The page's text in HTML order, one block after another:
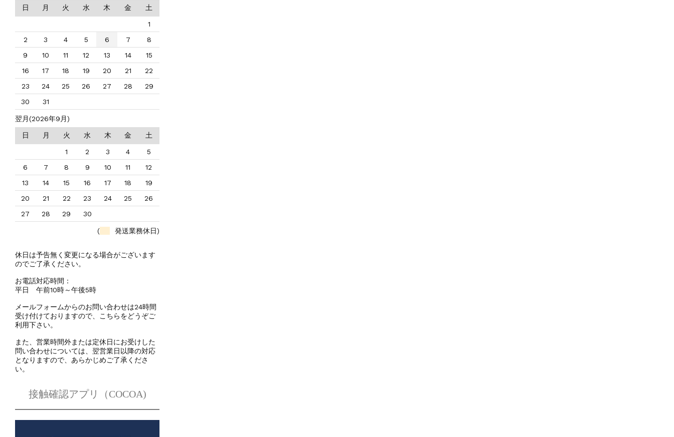
日 月 火 水 木 金 土
1
2
3 4 5 6 7
8
9
10 11 12 13 14
15
16
17 18 19 20 21
22
23
24 25 26 27 28
29
30
31
翌月(2026年9月)
日 月 火 水 木 金 土
1 2 3 4
5
6
7 8 9 10 11
12
13
14 15 16 17 18
19
20
21 22 23 24 25
26
27
28 29 30
( 発送業務休日)
休日は予告無く変更になる場合がございます
のでご了承ください。
お電話対応時間：
平日 午前10時～午後5時
メールフォームからのお問い合わせは24時間
受け付けておりますので、こちらをどうぞご
利用下さい。
また、営業時間外または定休日にお受けした
問い合わせについては、翌営業日以降の対応
となりますので、あらかじめご了承くださ
い。
接触確認アプリ（COCOA)